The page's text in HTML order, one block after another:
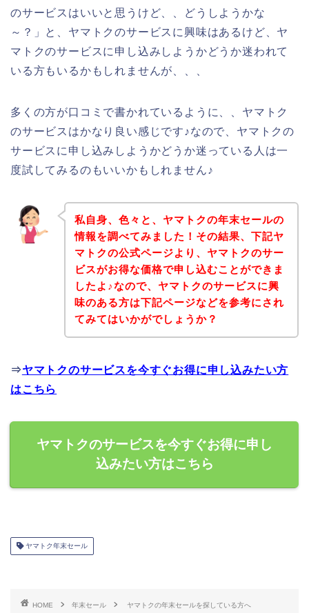
のサービスはいいと思うけど、、どうしようかな
～？」と、ヤマトクのサービスに興味はあるけど、ヤ
マトクのサービスに申し込みしようかどうか迷われて
いる方もいるかもしれませんが、、、
多くの方が口コミで書かれているように、、ヤマトク
のサービスはかなり良い感じです♪なので、ヤマトクの
サービスに申し込みしようかどうか迷っている人は一
度試してみるのもいいかもしれません♪
私自身、色々と、ヤマトクの年末セールの
情報を調べてみました！その結果、下記ヤ
マトクの公式ページより、ヤマトクのサー
ビスがお得な価格で申し込むことができま
したよ♪なので、ヤマトクのサービスに興
味のある方は下記ページなどを参考にされ
てみてはいかがでしょうか？
⇒ヤマトクのサービスを今すぐお得に申し込みたい方
はこちら
ヤマトクのサービスを今すぐお得に申し
込みたい方はこちら
ヤマトク年末セール
HOME 年末セール ヤマトクの年末セールを探している方へ